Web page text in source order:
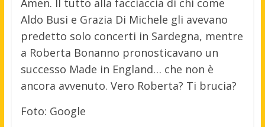
Amen. Il tutto alla facciaccia di chi come
Aldo Busi e Grazia Di Michele gli avevano
predetto solo concerti in Sardegna, mentre
a Roberta Bonanno pronosticavano un
successo Made in England… che non è
ancora avvenuto. Vero Roberta? Ti brucia?
Foto: Google